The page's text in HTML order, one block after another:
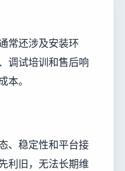
常还涉及安装环
调试培训和售后响
本。
、稳定性和平台接
利旧，无法长期维